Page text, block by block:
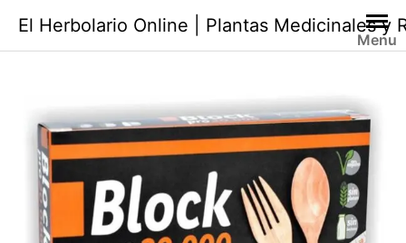
contenido
El Herbolario Online | Plantas Medicinales y
Menu